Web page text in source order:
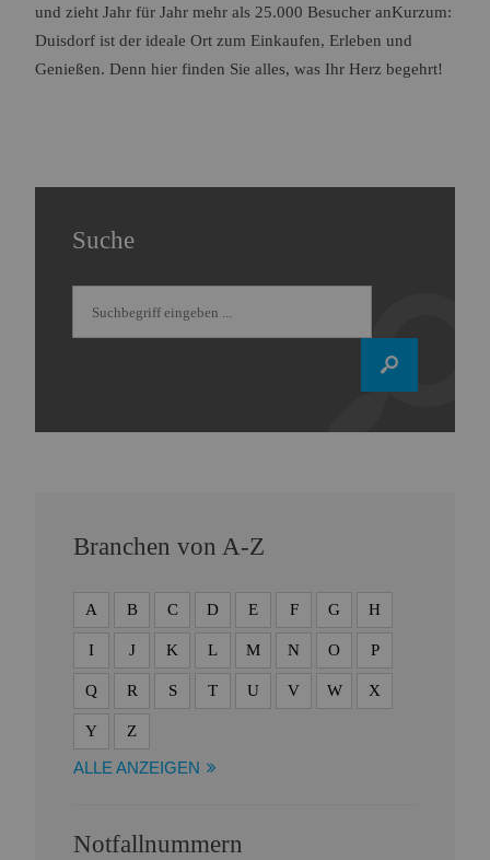
und zieht Jahr für Jahr mehr als 25.000 Besucher anKurzum:
Duisdorf ist der ideale Ort zum Einkaufen, Erleben und
Genießen. Denn hier finden Sie alles, was Ihr Herz begehrt!
Suche
Branchen von A-Z
A B C D E F G H
I J K L M N O P
Q R S T U V W X
Y Z
ALLE ANZEIGEN
Notfallnummern